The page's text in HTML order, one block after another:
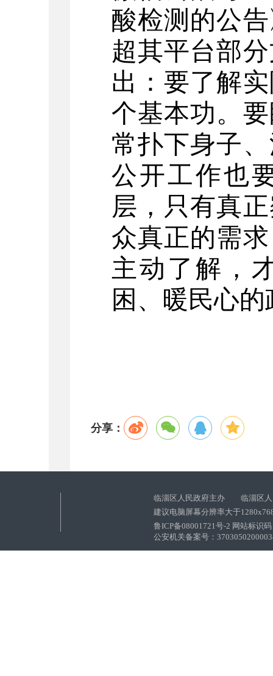
酸检测的公
超其平台部
出：要了解
个基本功。
常扑下身子
公开工作也
层，只有真
众真正的需
主动了解，
困、暖民心
分享：
临淄区人民政府主办 临淄区人
建议电脑屏幕分辨率大于
鲁ICP备08001721号-2 网站标识
公安机关备案号：